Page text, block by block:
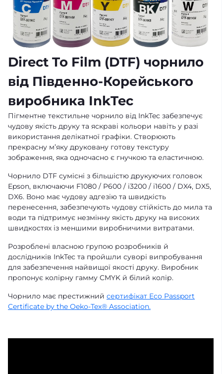
Direct To Film (DTF) чорнило
від Південно-Корейського
виробника InkTec
Пігментне текстильне чорнило від InkTec забезпечує
чудову якість друку та яскраві кольори навіть у разі
використання делікатної графіки. Створюють
прекрасну м’яку друковану готову текстуру
зображення, яка одночасно є гнучкою та еластичною.
Чорнило DTF сумісні з більшістю друкуючих головок
Epson, включаючи F1080 / P600 / i3200 / i1600 / DX4, DX5,
DX6. Воно має чудову адгезію та швидкість
перенесення, забезпечують чудову стійкість до мила та
води та підтримує незмінну якість друку на високих
швидкостях із меншими виробничими витратами.
Розроблені власною групою розробників й
дослідників InkTec та пройшли суворі випробування
для забезпечення найвищої якості друку. Виробник
пропонує колірну гамму CMYK й білий колір.
Чорнило має престижний сертифікат Eco Passport
Certificate by the Oeko-Tex® Association.